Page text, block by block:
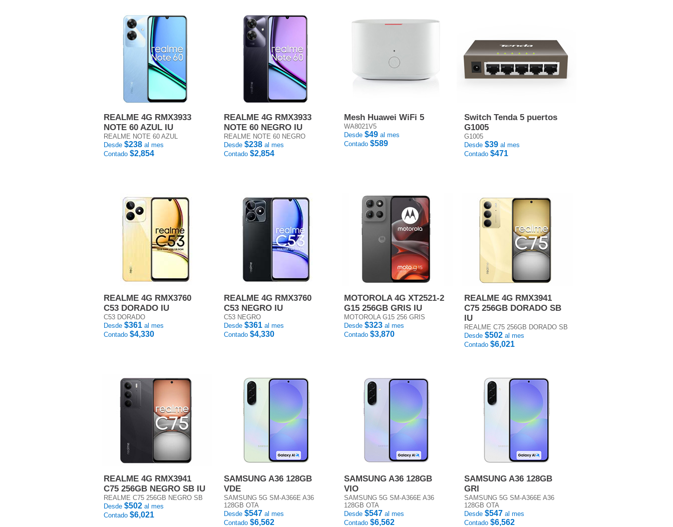
REALME 4G RMX3933
NOTE 60 AZUL IU
REALME NOTE 60 AZUL
Desde $238 al mes
Contado $2,854
REALME 4G RMX3933
NOTE 60 NEGRO IU
REALME NOTE 60 NEGRO
Desde $238 al mes
Contado $2,854
Mesh Huawei WiFi 5
WA8021V5
Desde $49 al mes
Contado $589
Switch Tenda 5 puertos
G1005
G1005
Desde $39 al mes
Contado $471
REALME 4G RMX3760
C53 DORADO IU
C53 DORADO
Desde $361 al mes
Contado $4,330
REALME 4G RMX3760
C53 NEGRO IU
C53 NEGRO
Desde $361 al mes
Contado $4,330
MOTOROLA 4G XT2521-2
G15 256GB GRIS IU
MOTOROLA G15 256 GRIS
Desde $323 al mes
Contado $3,870
REALME 4G RMX3941
C75 256GB DORADO SB
IU
REALME C75 256GB DORADO SB
Desde $502 al mes
Contado $6,021
REALME 4G RMX3941
C75 256GB NEGRO SB IU
REALME C75 256GB NEGRO SB
Desde $502 al mes
Contado $6,021
SAMSUNG A36 128GB
VDE
SAMSUNG 5G SM-A366E A36
128GB OTA
Desde $547 al mes
Contado $6,562
SAMSUNG A36 128GB
VIO
SAMSUNG 5G SM-A366E A36
128GB OTA
Desde $547 al mes
Contado $6,562
SAMSUNG A36 128GB
GRI
SAMSUNG 5G SM-A366E A36
128GB OTA
Desde $547 al mes
Contado $6,562